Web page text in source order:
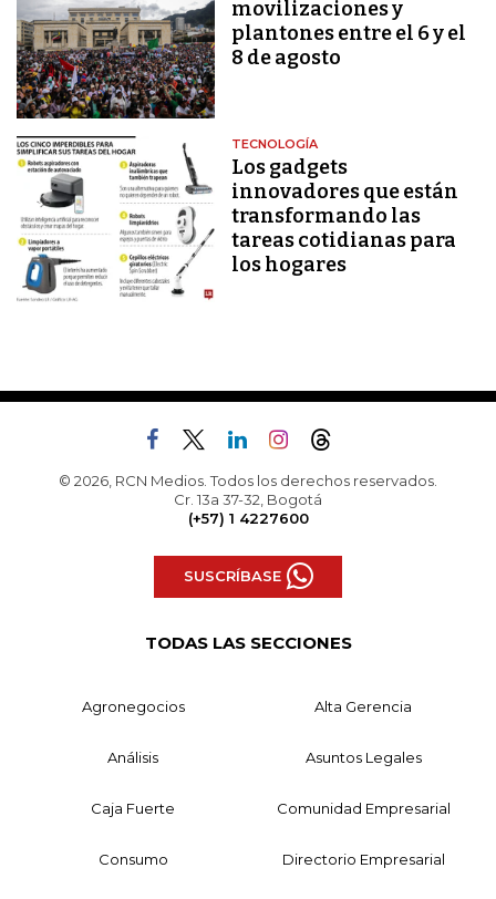
movilizaciones y
plantones entre el 6 y el
8 de agosto
TECNOLOGÍA
Los gadgets
innovadores que están
transformando las
tareas cotidianas para
los hogares
© 2026, RCN Medios. Todos los derechos reservados.
Cr. 13a 37-32, Bogotá
(+57) 1 4227600
SUSCRÍBASE
TODAS LAS SECCIONES
Agronegocios Alta Gerencia
Análisis Asuntos Legales
Caja Fuerte Comunidad Empresarial
Consumo Directorio Empresarial